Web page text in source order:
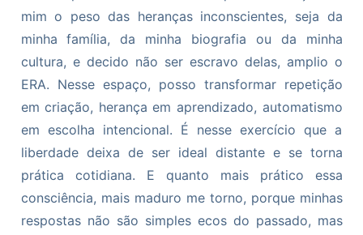
mim o peso das heranças inconscientes, seja da
minha família, da minha biografia ou da minha
cultura, e decido não ser escravo delas, amplio o
ERA. Nesse espaço, posso transformar repetição
em criação, herança em aprendizado, automatismo
em escolha intencional. É nesse exercício que a
liberdade deixa de ser ideal distante e se torna
prática cotidiana. E quanto mais prático essa
consciência, mais maduro me torno, porque minhas
respostas não são simples ecos do passado, mas